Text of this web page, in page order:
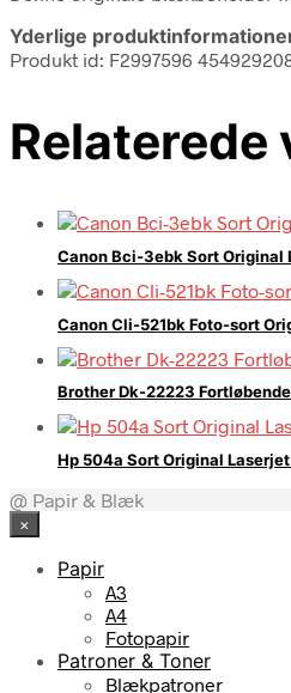
Yderlige
Produkt id: F2997596
Relaterede
Canon Bci-3ebk Sort
Canon Cli-521bk Foto-sort
Brother Dk-22223
Hp 504a Sort Original
@ Papir & Blæk
×
Papir
A3
A4
Fotopapir
Patroner & Toner
Blækpatroner